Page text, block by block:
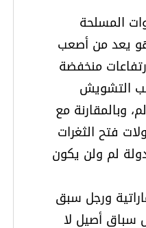
المسلحة
يعد من أصعب
الكروز تحلق على ارتفاعات منخفضة
التشويش
وبالمقارنة مع
فتح الثغرات
لم ولن يكون
ورجل سبق
سباق أصيل لا